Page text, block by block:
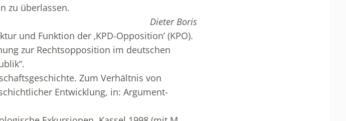
zu überlassen.
Dieter Boris
und Funktion der ‚KPD-Opposition’ (KPO).
zur Rechtsopposition im deutschen
Zum Verhältnis von
Entwicklung, in: Argument-